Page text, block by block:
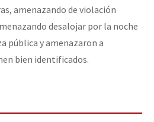
amenazando de violación
desalojar por la noche
pública y amenazaron a
bien identificados.